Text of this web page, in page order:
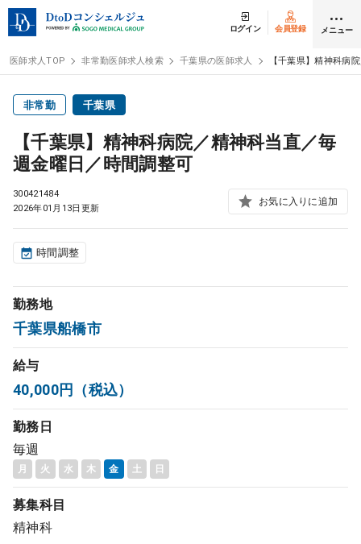
ログイン 会員登録 メニュー
医師求人
常勤検索 転職
非常勤検索
DtoDの転職・アルバイト支援
コンサルタント
成功事例
転職ノウハウ
医師求人TOP 非常勤医師求人検索 千葉県の医師求人 【千葉県】精神科病
非常勤 千葉県
【千葉県】精神科病院／精神科当直／毎
週金曜日／時間調整可
300421484
2026年01月13日更新
お気に入りに追加
時間調整
勤務地
千葉県船橋市
給与
40,000円（税込）
勤務日
毎週
月 火 水 木 金 土 日
募集科目
精神科